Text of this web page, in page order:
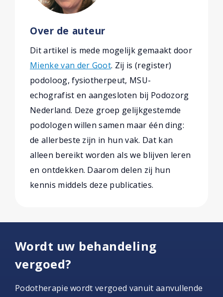
Over de auteur
Dit artikel is mede mogelijk gemaakt door
Mienke van der Goot. Zij is (register)
podoloog, fysiotherpeut, MSU-
echografist en aangesloten bij Podozorg
Nederland. Deze groep gelijkgestemde
podologen willen samen maar één ding:
de allerbeste zijn in hun vak. Dat kan
alleen bereikt worden als we blijven leren
en ontdekken. Daarom delen zij hun
kennis middels deze publicaties.
Wordt uw behandeling
vergoed?
Podotherapie wordt vergoed vanuit aanvullende